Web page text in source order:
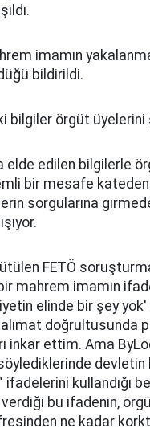
imamın
bildirildi.
bilgiler örgüt üyelerini
elde edilen bilgilerle
bir mesafe
sorgularına
FETÖ
mahrem imamın
elinde bir şey yok'
doğrultusunda
inkar ettim. Ama
devletin
ifadelerini kullandığı
bu ifadenin,
ne kadar